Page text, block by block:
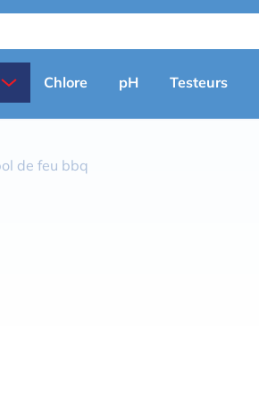
Primary
menu
Chlore pH Testeurs
de feu bbq